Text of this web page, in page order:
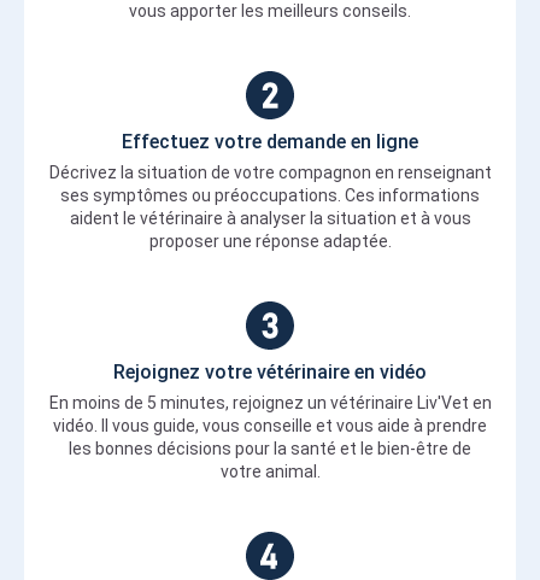
vous apporter les meilleurs conseils.
Effectuez votre demande en ligne
Décrivez la situation de votre compagnon en renseignant
ses symptômes ou préoccupations. Ces informations
aident le vétérinaire à analyser la situation et à vous
proposer une réponse adaptée.
Rejoignez votre vétérinaire en vidéo
En moins de 5 minutes, rejoignez un vétérinaire Liv'Vet en
vidéo. Il vous guide, vous conseille et vous aide à prendre
les bonnes décisions pour la santé et le bien-être de
votre animal.